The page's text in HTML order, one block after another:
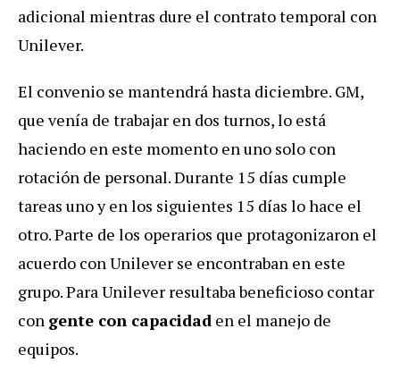
adicional mientras dure el contrato temporal con
Unilever.
El convenio se mantendrá hasta diciembre. GM,
que venía de trabajar en dos turnos, lo está
haciendo en este momento en uno solo con
rotación de personal. Durante 15 días cumple
tareas uno y en los siguientes 15 días lo hace el
otro. Parte de los operarios que protagonizaron el
acuerdo con Unilever se encontraban en este
grupo. Para Unilever resultaba beneficioso contar
con gente con capacidad en el manejo de
equipos.